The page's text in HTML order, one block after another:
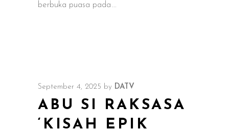
berbuka puasa pada
September 4, 2025 by DATV
ABU SI RAKSASA
‘KISAH EPIK